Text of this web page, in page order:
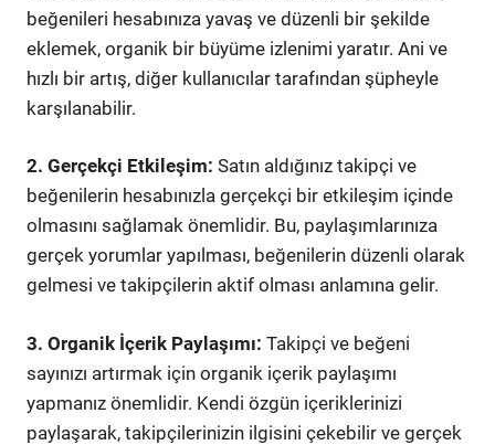
beğenileri hesabınıza yavaş ve düzenli bir şekilde
eklemek, organik bir büyüme izlenimi yaratır. Ani ve
hızlı bir artış, diğer kullanıcılar tarafından şüpheyle
karşılanabilir.
2. Gerçekçi Etkileşim: Satın aldığınız takipçi ve
beğenilerin hesabınızla gerçekçi bir etkileşim içinde
olmasını sağlamak önemlidir. Bu, paylaşımlarınıza
gerçek yorumlar yapılması, beğenilerin düzenli olarak
gelmesi ve takipçilerin aktif olması anlamına gelir.
3. Organik İçerik Paylaşımı: Takipçi ve beğeni
sayınızı artırmak için organik içerik paylaşımı
yapmanız önemlidir. Kendi özgün içeriklerinizi
paylaşarak, takipçilerinizin ilgisini çekebilir ve gerçek